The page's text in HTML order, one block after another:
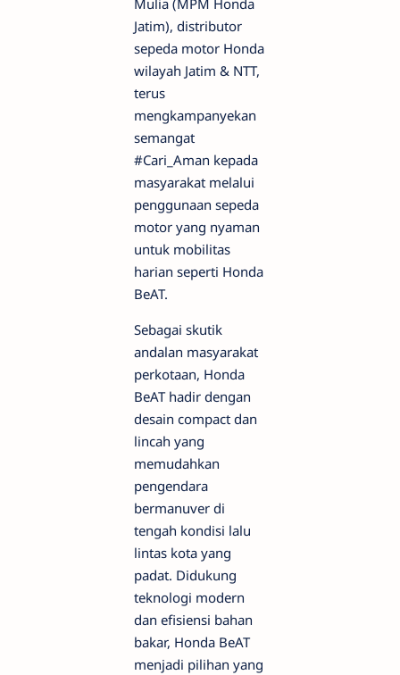
Jatim), distributor
sepeda motor Honda
wilayah Jatim & NTT,
terus
mengkampanyekan
semangat
#Cari_Aman kepada
masyarakat melalui
penggunaan sepeda
motor yang nyaman
untuk mobilitas
harian seperti Honda
BeAT.
Sebagai skutik
andalan masyarakat
perkotaan, Honda
BeAT hadir dengan
desain compact dan
lincah yang
memudahkan
pengendara
bermanuver di
tengah kondisi lalu
lintas kota yang
padat. Didukung
teknologi modern
dan efisiensi bahan
bakar, Honda BeAT
menjadi pilihan yang